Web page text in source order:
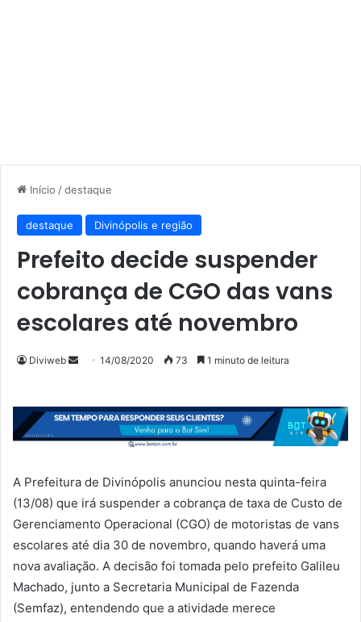
Início /destaque
destaque Divinópolis e região
Prefeito decide suspender
cobrança de CGO das vans
escolares até novembro
Diviweb
Mande
mail
14/08/2020 73 1 minuto de leitura
A Prefeitura de Divinópolis anunciou nesta quinta-feira
(13/08) que irá suspender a cobrança de taxa de Custo de
Gerenciamento Operacional (CGO) de motoristas de vans
escolares até dia 30 de novembro, quando haverá uma
nova avaliação. A decisão foi tomada pelo prefeito Galileu
Machado, junto a Secretaria Municipal de Fazenda
(Semfaz), entendendo que a atividade merece